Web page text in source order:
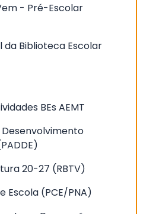
- Pré-Escolar
da Biblioteca Escolar
BEs AEMT
20-27 (RBTV)
Escola (PCE/PNA)